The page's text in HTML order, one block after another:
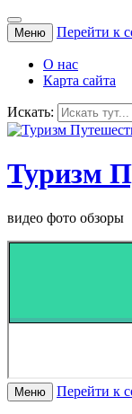
Меню Перейти к
О нас
Карта сайта
Искать:
Туризм
видео фото обзоры
Меню Перейти к